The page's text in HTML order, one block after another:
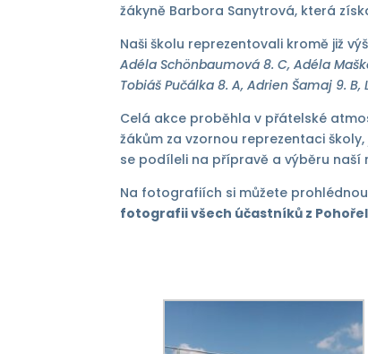
žákyně Barbora Sanytrová, která
Naši školu reprezentovali kromě již
Adéla Schönbaumová 8. C, Adéla
Tobiáš Pučálka 8. A, Adrien Šamaj 9.
Celá akce proběhla v přátelské
žákům za vzornou reprezentaci
se podíleli na přípravě a výběru naší
Na fotografiích si můžete
fotografii všech účastníků z